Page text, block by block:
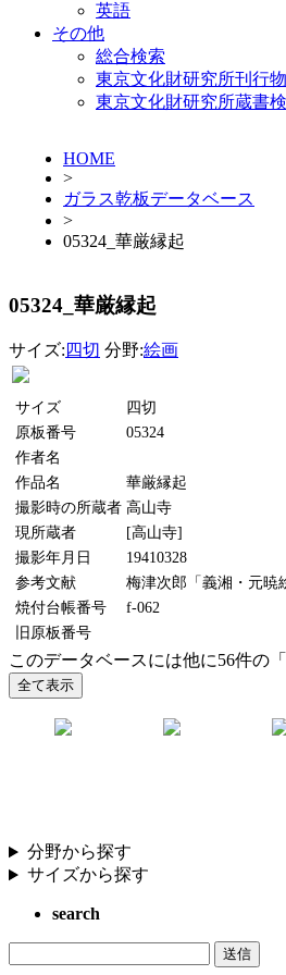
英語
その他
総合検索
東京文化財研究所刊行
東京文化財研究所蔵書検
HOME
>
ガラス乾板データベース
>
05324_華厳縁起
05324_華厳縁起
サイズ: 四切 分野:絵画
サイズ
四切
原板番号
05324
作者名
作品名
華厳縁起
撮影時の所蔵者 高山寺
現所蔵者
[高山寺]
撮影年月日
19410328
参考文献
梅津次郎「義湘・元暁
焼付台帳番号
f-062
旧原板番号
このデータベースには他に56件の
分野から探す
サイズから探す
search